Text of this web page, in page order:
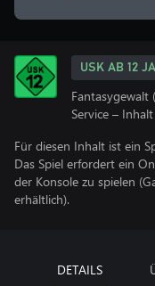
USK AB 12
Fantasygewalt
Service –
Für diesen Inhalt ist ein
Das Spiel erfordert ein
der Konsole zu spielen
erhältlich).
DETAILS